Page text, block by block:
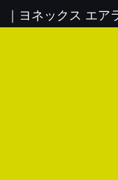
ヨネックス エア